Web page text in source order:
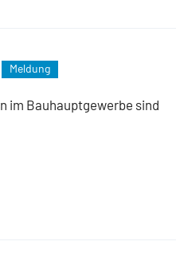
Meldung
im Bauhauptgewerbe sind